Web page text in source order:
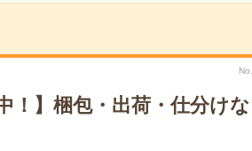
！】梱包・出荷・仕分け